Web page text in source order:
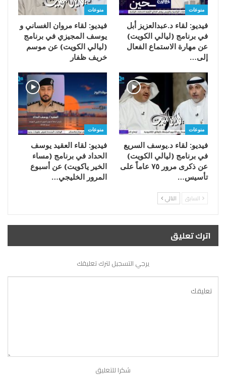
منوعات
فيديو: لقاء د.عبدالعزيز أبل
في برنامج (ليالي الكويت)
عن مهارة الاستماع الفعال
إلى…
منوعات
فيديو: لقاء مروان الغساني و
يوسف المجيزي في برنامج
(ليالي الكويت) عن موسم
خريف ظفار
منوعات
فيديو: لقاء د.يوسف السريع
في برنامج (ليالي الكويت)
عن ذكرى مرور ٧٥ عاماً على
تأسيس…
منوعات
فيديو: لقاء العقيد يوسف
الحداد في برنامج (مساء
الخير ياكويت) عن أسبوع
المرور الخليجي…
السابق التالي
اترك تعليق
يرجي التسجيل لترك تعليقك
شكرا للتعليق